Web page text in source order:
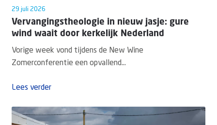
29 juli 2026
Vervangingstheologie in nieuw jasje: gure
wind waait door kerkelijk Nederland
Vorige week vond tijdens de New Wine
Zomerconferentie een opvallend...
Lees verder